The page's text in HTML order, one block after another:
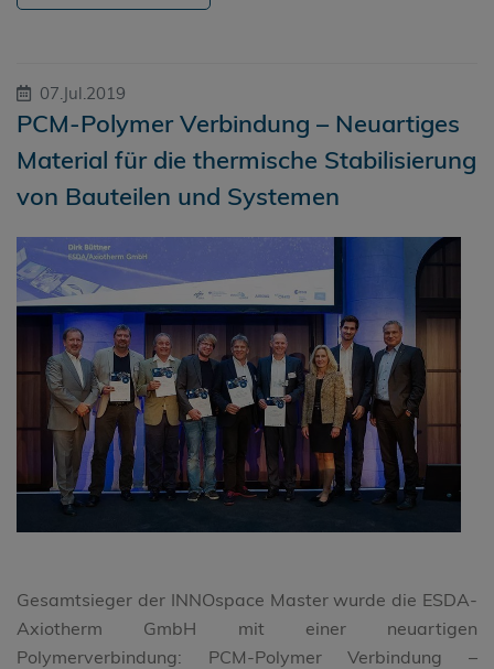
07.Jul.2019
PCM-Polymer Verbindung – Neuartiges
Material für die thermische Stabilisierung
von Bauteilen und Systemen
Gesamtsieger der INNOspace Master wurde die ESDA-
Axiotherm GmbH mit einer neuartigen
Polymerverbindung: PCM-Polymer Verbindung –